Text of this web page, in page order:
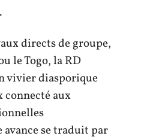
directs de groupe,
le Togo, la RD
vivier diasporique
connecté aux
avance se traduit par